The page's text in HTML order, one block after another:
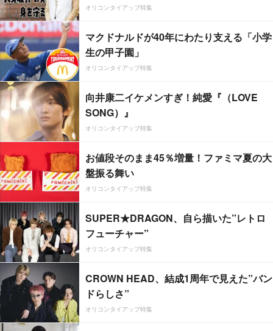
オリコンタイアップ特集
マクドナルドが40年にわたり支える「小学
生の甲子園」
オリコンタイアップ特集
向井康二イケメンすぎ！純愛『（LOVE
SONG）』
オリコンタイアップ特集
お値段そのまま45％増量！ファミマ夏の大
盤振る舞い
オリコンタイアップ特集
SUPER★DRAGON、自ら描いた”レトロ
フューチャー”
オリコンタイアップ特集
CROWN HEAD、結成1周年で見えた”バン
ドらしさ”
オリコンタイアップ特集